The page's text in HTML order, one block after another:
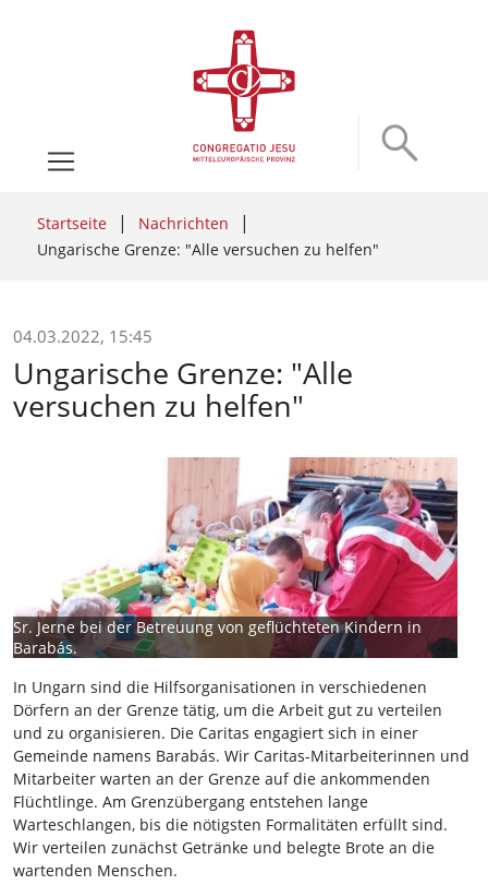
Startseite
Nachrichten
Ungarische Grenze: "Alle versuchen zu helfen"
04.03.2022, 15:45
Ungarische Grenze: "Alle
versuchen zu helfen"
Sr. Jerne bei der Betreuung von geflüchteten Kindern in
Barabás.
In Ungarn sind die Hilfsorganisationen in verschiedenen
Dörfern an der Grenze tätig, um die Arbeit gut zu verteilen
und zu organisieren. Die Caritas engagiert sich in einer
Gemeinde namens Barabás. Wir Caritas-Mitarbeiterinnen und
Mitarbeiter warten an der Grenze auf die ankommenden
Flüchtlinge. Am Grenzübergang entstehen lange
Warteschlangen, bis die nötigsten Formalitäten erfüllt sind.
Wir verteilen zunächst Getränke und belegte Brote an die
wartenden Menschen.